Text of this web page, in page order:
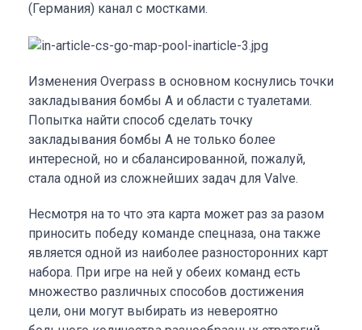
(Германия) канал с мостками.
Изменения Overpass в основном коснулись точки
закладывания бомбы А и области с туалетами.
Попытка найти способ сделать точку
закладывания бомбы А не только более
интересной, но и сбалансированной, пожалуй,
стала одной из сложнейших задач для Valve.
Несмотря на то что эта карта может раз за разом
приносить победу команде спецназа, она также
является одной из наиболее разносторонних карт
набора. При игре на ней у обеих команд есть
множество различных способов достижения
цели, они могут выбирать из невероятно